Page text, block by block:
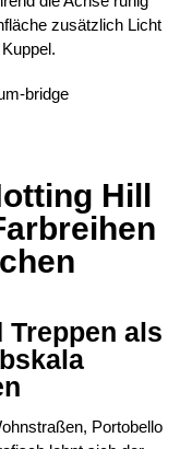
zusätzlich Licht
Hill
Treppen als
Portobello